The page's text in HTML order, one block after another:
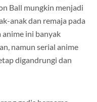
Ball mungkin menjadi
anak dan remaja pada
ini banyak
namun serial anime
digandrungi dan